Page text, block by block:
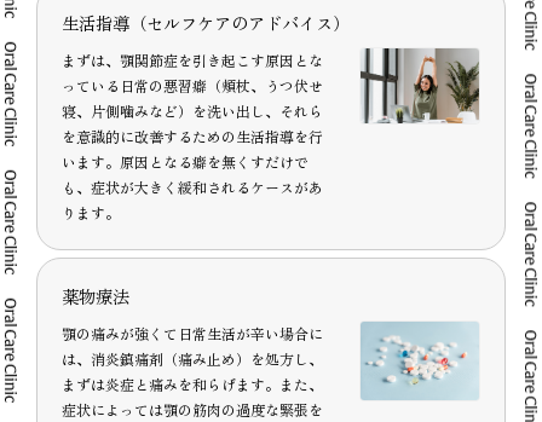
生活指導（セルフケアのアドバイス）
まずは、顎関節症を引き起こす原因とな
っている日常の悪習癖（頬杖、うつ伏せ
寝、片側噛みなど）を洗い出し、それら
を意識的に改善するための生活指導を行
います。原因となる癖を無くすだけで
も、症状が大きく緩和されるケースがあ
ります。
薬物療法
顎の痛みが強くて日常生活が辛い場合に
は、消炎鎮痛剤（痛み止め）を処方し、
まずは炎症と痛みを和らげます。また、
症状によっては顎の筋肉の過度な緊張を